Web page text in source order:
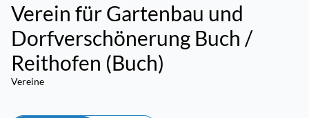
Verein für Gartenbau und
Dorfverschönerung Buch /
Reithofen (Buch)
Vereine